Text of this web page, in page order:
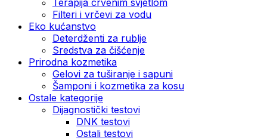
Filteri i vrčevi za vodu
Eko kućanstvo
Deterdženti za rublje
Sredstva za čišćenje
Prirodna kozmetika
Gelovi za tuširanje i sapuni
Šamponi i kozmetika za kosu
Ostale kategorije
Dijagnostički testovi
DNK testovi
Ostali testovi